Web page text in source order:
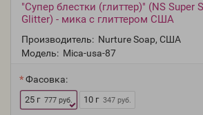
"Супер блестки (глиттер)" (NS Super
Glitter) - мика с глиттером США
Производитель: Nurture Soap, США
Модель: Mica-usa-87
Фасовка:
25 г 777 руб. 10 г 347 руб.